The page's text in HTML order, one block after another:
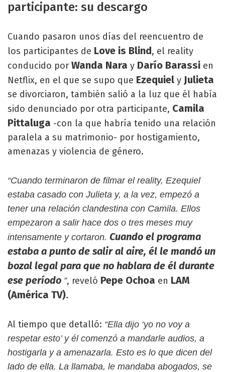
participante: su descargo
Cuando pasaron unos días del reencuentro de
los participantes de Love is Blind, el reality
conducido por Wanda Nara y Darío Barassi en
Netflix, en el que se supo que Ezequiel y Julieta
se divorciaron, también salió a la luz que él había
sido denunciado por otra participante, Camila
Pittaluga -con la que habría tenido una relación
paralela a su matrimonio- por hostigamiento,
amenazas y violencia de género.
“Cuando terminaron de filmar el reality, Ezequiel
estaba casado con Julieta y, a la vez, empezó a
tener una relación clandestina con Camila. Ellos
empezaron a salir hace dos o tres meses muy
intensamente y cortaron. Cuando el programa
estaba a punto de salir al aire, él le mandó un
bozal legal para que no hablara de él durante
ese período ”, reveló Pepe Ochoa en LAM
(América TV).
Al tiempo que detalló: “Ella dijo ‘yo no voy a
respetar esto’ y él comenzó a mandarle audios, a
hostigarla y a amenazarla. Esto es lo que dicen del
lado de ella. La llamaba, le mandaba abogados, se